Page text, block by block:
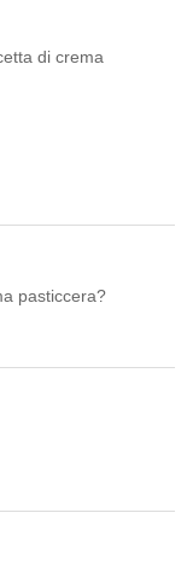
di crema
pasticcera?